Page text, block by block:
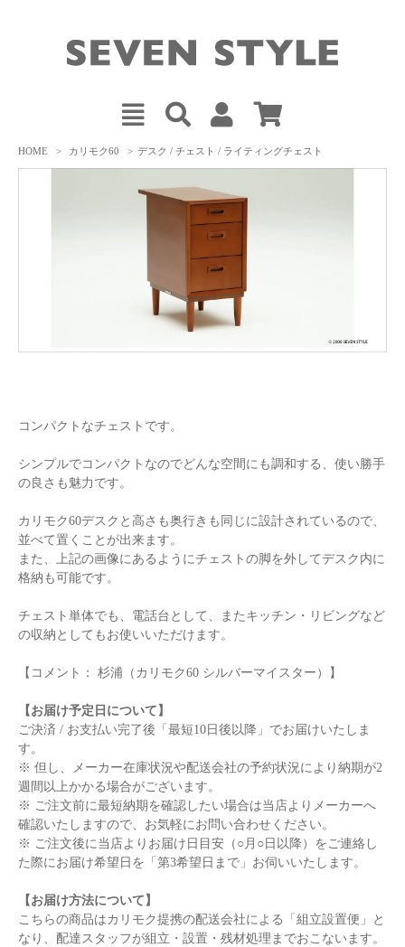
HOME > カリモク60 > デスク / チェスト / ライティングチェスト
コンパクトなチェストです。
シンプルでコンパクトなのでどんな空間にも調和する、使い勝手
の良さも魅力です。
カリモク60デスクと高さも奥行きも同じに設計されているので、
並べて置くことが出来ます。
また、上記の画像にあるようにチェストの脚を外してデスク内に
格納も可能です。
チェスト単体でも、電話台として、またキッチン・リビングなど
の収納としてもお使いいただけます。
【コメント： 杉浦（カリモク60 シルバーマイスター）】
【お届け予定日について】
ご決済 / お支払い完了後「最短10日後以降」でお届けいたしま
す。
※ 但し、メーカー在庫状況や配送会社の予約状況により納期が2
週間以上かかる場合がございます。
※ ご注文前に最短納期を確認したい場合は当店よりメーカーへ
確認いたしますので、お気軽にお問い合わせください。
※ ご注文後に当店よりお届け日目安（○月○日以降）をご連絡し
た際にお届け希望日を「第3希望日まで」お伺いいたします。
【お届け方法について】
こちらの商品はカリモク提携の配送会社による「組立設置便」と
なり、配達スタッフが組立・設置・残材処理までおこないます。